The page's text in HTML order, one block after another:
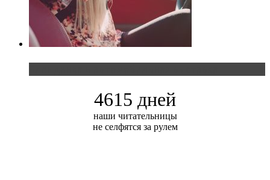
4615 дней
наши читательницы
не селфятся за рулем